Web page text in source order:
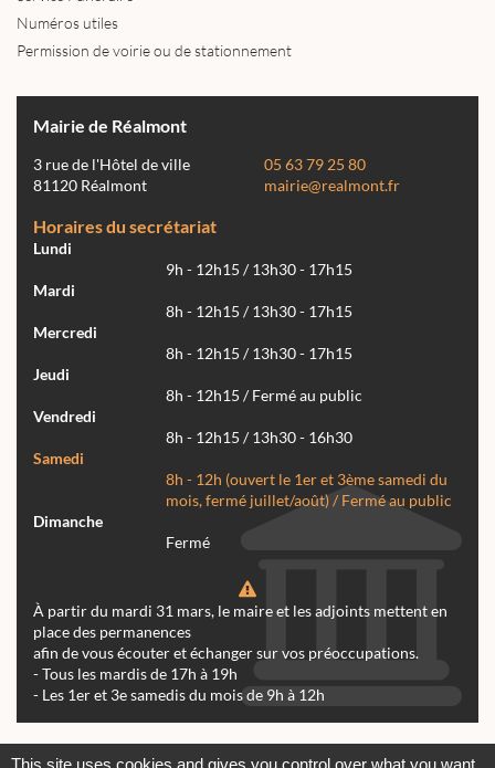
Numéros utiles
Permission de voirie ou de stationnement
Mairie de Réalmont
3 rue de l'Hôtel de ville
81120 Réalmont
05 63 79 25 80
mairie@realmont.fr
Horaires du secrétariat
Lundi
9h - 12h15 / 13h30 - 17h15
Mardi
8h - 12h15 / 13h30 - 17h15
Mercredi
8h - 12h15 / 13h30 - 17h15
Jeudi
8h - 12h15 / Fermé au public
Vendredi
8h - 12h15 / 13h30 - 16h30
Samedi
8h - 12h (ouvert le 1er et 3ème samedi du
mois, fermé juillet/août) / Fermé au public
Dimanche
Fermé
À partir du mardi 31 mars, le maire et les adjoints mettent en
place des permanences
afin de vous écouter et échanger sur vos préoccupations.
- Tous les mardis de 17h à 19h
- Les 1er et 3e samedis du mois de 9h à 12h
This site uses cookies and gives you control over what you want